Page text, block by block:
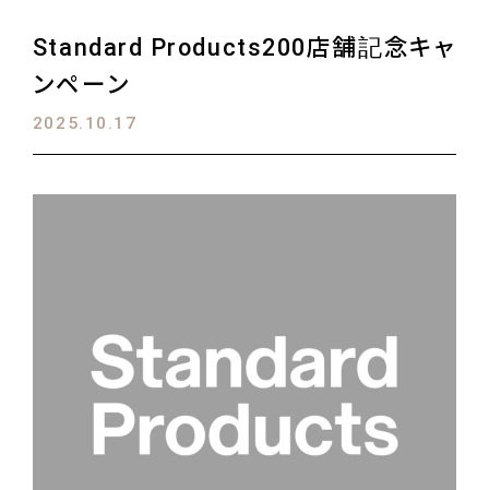
Standard Products200店舗記念キャ
ンペーン
2025.10.17